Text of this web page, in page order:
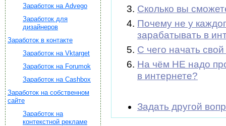
Заработок на Advego
Заработок для
дизайнеров
Заработок в контакте
Заработок на Vktarget
Заработок на Forumok
Заработок на Cashbox
Заработок на собственном
сайте
Заработок на
контекстной рекламе
Сколько вы
Почему не у
зарабатывать в
С чего начать
На чём НЕ надо
в интернете?
Задать другой